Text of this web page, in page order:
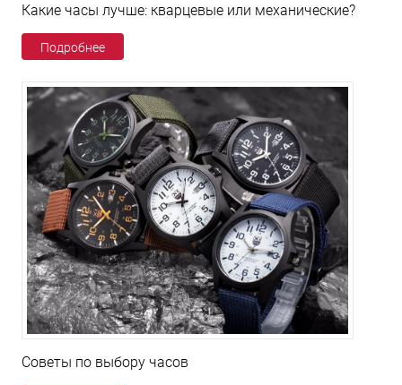
Какие часы лучше: кварцевые или механические?
Подробнее
Советы по выбору часов